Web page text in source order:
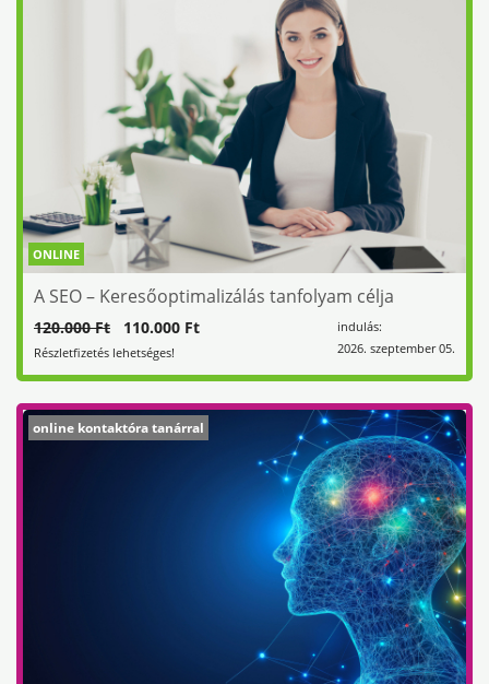
ONLINE
A SEO – Keresőoptimalizálás tanfolyam célja
indulás:
2026. szeptember 05.
120.000 Ft 110.000 Ft
Részletfizetés lehetséges!
online kontaktóra tanárral